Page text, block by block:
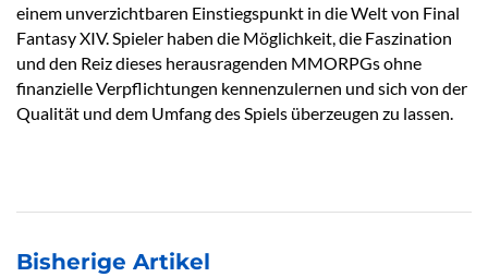
einem unverzichtbaren Einstiegspunkt in die Welt von Final
Fantasy XIV. Spieler haben die Möglichkeit, die Faszination
und den Reiz dieses herausragenden MMORPGs ohne
finanzielle Verpflichtungen kennenzulernen und sich von der
Qualität und dem Umfang des Spiels überzeugen zu lassen.
Bisherige Artikel